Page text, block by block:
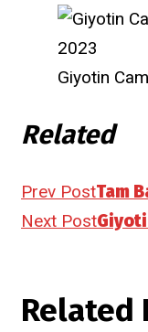
Giyotin
Related
Prev PostTam
Next Post
Related